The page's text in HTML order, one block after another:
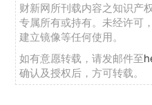
财新网所刊载内容之知识产
专属所有或持有。未经许可
建立镜像等任何使用。
如有意愿转载，请发邮件至
确认及授权后，方可转载。